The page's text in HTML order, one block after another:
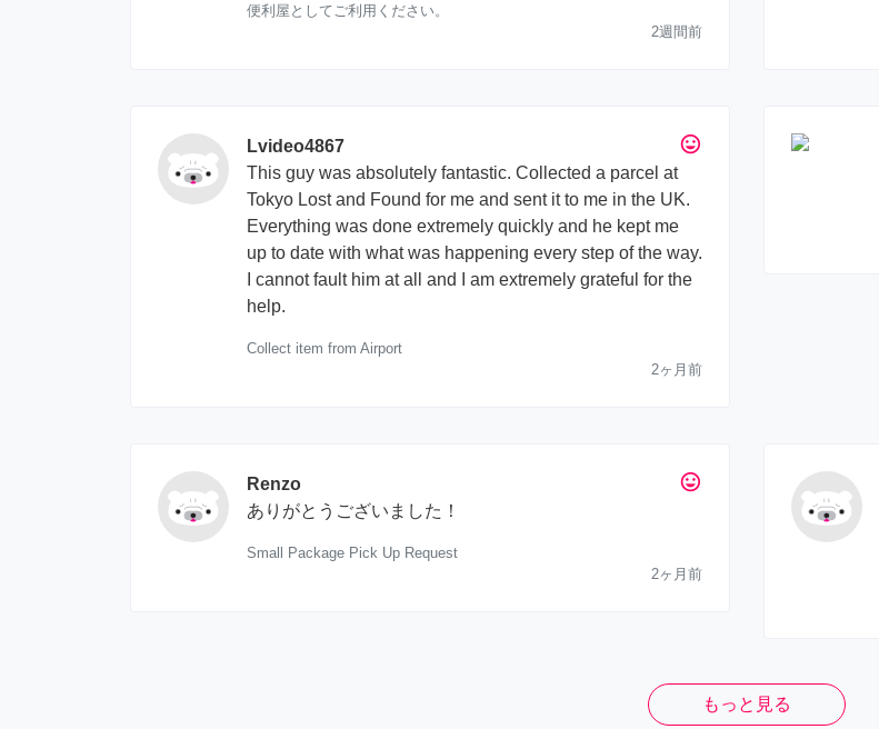
便利屋としてご利用ください。
2週間前
tag_faces
Lvideo4867
This guy was absolutely fantastic. Collected a parcel at
Tokyo Lost and Found for me and sent it to me in the UK.
Everything was done extremely quickly and he kept me
up to date with what was happening every step of the way.
I cannot fault him at all and I am extremely grateful for the
help.
Collect item from Airport
2ヶ月前
tag_faces
Renzo
ありがとうございました！
Small Package Pick Up Request
2ヶ月前
もっと見る